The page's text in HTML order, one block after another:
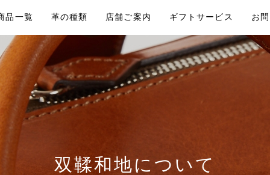
品一覧 革の種類 店舗ご案内 ギフトサービス お
双鞣和地について